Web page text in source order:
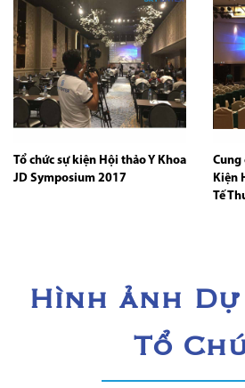
Tổ chức sự kiện Hội thảo Y Khoa
JD Symposium 2017
Cung
Kiện
Tế
Hình ảnh Dự
Tổ